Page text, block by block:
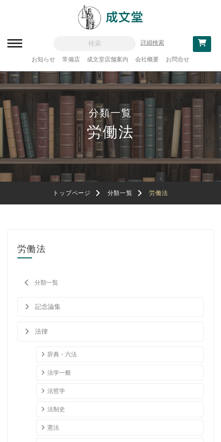
分類一覧
記念論集
教育学ほか
追補・訂正情報
教科書採用
お知らせ 常備店 成文堂店舗案内 会社概要 お問合せ
詳細検索
分類一覧
労働法
トップページ 分類一覧 労働法
労働法
分類一覧
記念論集
法律
辞典・六法
法学一般
法哲学
法制史
憲法